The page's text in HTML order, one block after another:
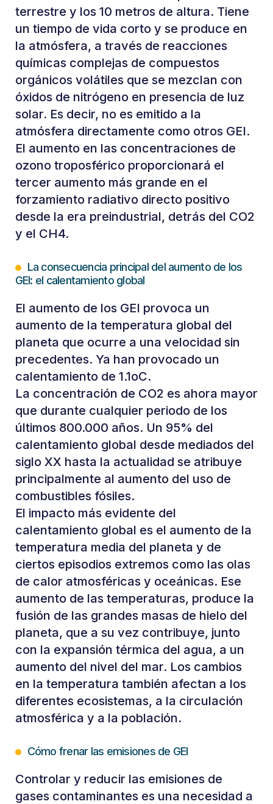
terrestre y los 10 metros de altura. Tiene
un tiempo de vida corto y se produce en
la atmósfera, a través de reacciones
químicas complejas de compuestos
orgánicos volátiles que se mezclan con
óxidos de nitrógeno en presencia de luz
solar. Es decir, no es emitido a la
atmósfera directamente como otros GEI.
El aumento en las concentraciones de
ozono troposférico proporcionará el
tercer aumento más grande en el
forzamiento radiativo directo positivo
desde la era preindustrial, detrás del CO2
y el CH4.
La consecuencia principal del aumento de los
GEI: el calentamiento global
El aumento de los GEI provoca un
aumento de la temperatura global del
planeta que ocurre a una velocidad sin
precedentes. Ya han provocado un
calentamiento de 1.1oC.
La concentración de CO2 es ahora mayor
que durante cualquier periodo de los
últimos 800.000 años. Un 95% del
calentamiento global desde mediados del
siglo XX hasta la actualidad se atribuye
principalmente al aumento del uso de
combustibles fósiles.
El impacto más evidente del
calentamiento global es el aumento de la
temperatura media del planeta y de
ciertos episodios extremos como las olas
de calor atmosféricas y oceánicas. Ese
aumento de las temperaturas, produce la
fusión de las grandes masas de hielo del
planeta, que a su vez contribuye, junto
con la expansión térmica del agua, a un
aumento del nivel del mar. Los cambios
en la temperatura también afectan a los
diferentes ecosistemas, a la circulación
atmosférica y a la población.
Cómo frenar las emisiones de GEI
Controlar y reducir las emisiones de
gases contaminantes es una necesidad a